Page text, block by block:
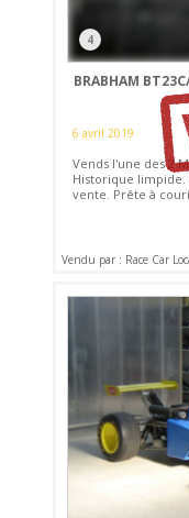
4
BRABHAM
6 avril 2019
Vends l'une des 2
Historique limpide.
vente. Prête à
Vendu par : Race Car